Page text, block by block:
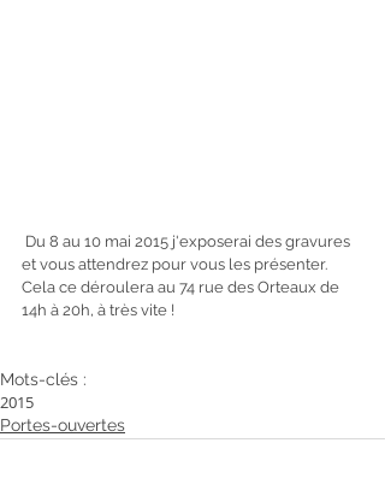
et vous attendrez pour vous les présenter.
Cela ce déroulera au 74 rue des Orteaux de
14h à 20h, à très vite !
Mots-clés :
2015
Portes-ouvertes